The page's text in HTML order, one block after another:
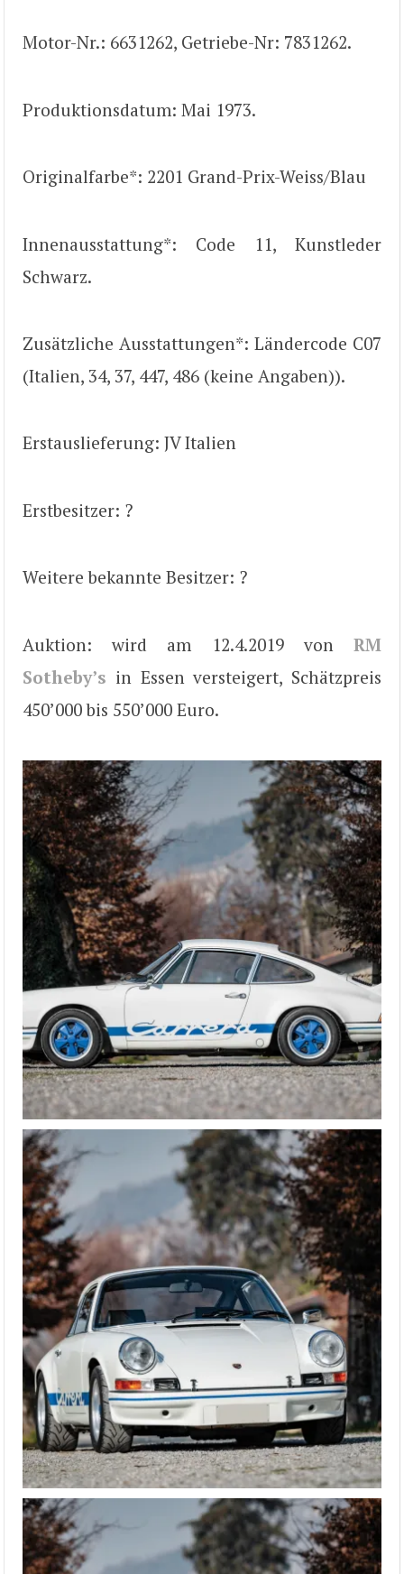
Motor-Nr.: 6631262, Getriebe-Nr: 7831262.
Produktionsdatum: Mai 1973.
Originalfarbe*: 2201 Grand-Prix-Weiss/Blau
Innenausstattung*: Code 11, Kunstleder
Schwarz.
Zusätzliche Ausstattungen*: Ländercode C07
(Italien, 34, 37, 447, 486 (keine Angaben)).
Erstauslieferung: JV Italien
Erstbesitzer: ?
Weitere bekannte Besitzer: ?
Auktion: wird am 12.4.2019 von RM
Sotheby’s in Essen versteigert, Schätzpreis
450’000 bis 550’000 Euro.